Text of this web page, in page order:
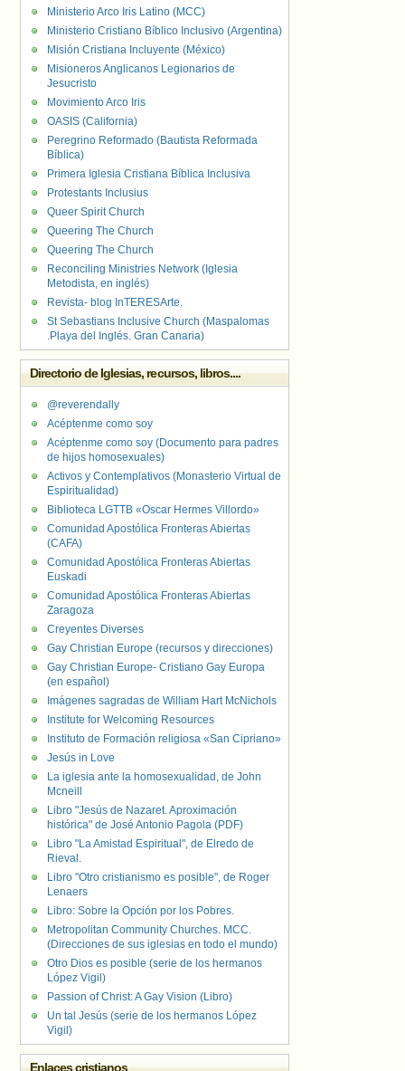
Ministerio Arco Iris Latino (MCC)
Ministerio Cristiano Bíblico Inclusivo (Argentina)
Misión Cristiana Incluyente (México)
Misioneros Anglicanos Legionarios de
Jesucristo
Movimiento Arco Iris
OASIS (California)
Peregrino Reformado (Bautista Reformada
Bíblica)
Primera Iglesia Cristiana Bíblica Inclusiva
Protestants Inclusius
Queer Spirit Church
Queering The Church
Queering The Church
Reconciling Ministries Network (Iglesia
Metodista, en inglés)
Revista- blog InTERESArte.
St Sebastians Inclusive Church (Maspalomas
.Playa del Inglés. Gran Canaria)
Directorio de Iglesias, recursos, libros....
@reverendally
Acéptenme como soy
Acéptenme como soy (Documento para padres
de hijos homosexuales)
Activos y Contemplativos (Monasterio Virtual de
Espiritualidad)
Biblioteca LGTTB «Oscar Hermes Villordo»
Comunidad Apostólica Fronteras Abiertas
(CAFA)
Comunidad Apostólica Fronteras Abiertas
Euskadi
Comunidad Apostólica Fronteras Abiertas
Zaragoza
Creyentes Diverses
Gay Christian Europe (recursos y direcciones)
Gay Christian Europe- Cristiano Gay Europa
(en español)
Imágenes sagradas de William Hart McNichols
Institute for Welcoming Resources
Instituto de Formación religiosa «San Cipriano»
Jesús in Love
La iglesia ante la homosexualidad, de John
Mcneill
Libro "Jesús de Nazaret. Aproximación
histórica" de José Antonio Pagola (PDF)
Libro "La Amistad Espiritual", de Elredo de
Rieval.
Libro "Otro cristianismo es posible", de Roger
Lenaers
Libro: Sobre la Opción por los Pobres.
Metropolitan Community Churches. MCC.
(Direcciones de sus iglesias en todo el mundo)
Otro Dios es posible (serie de los hermanos
López Vigil)
Passion of Christ: A Gay Vision (Libro)
Un tal Jesús (serie de los hermanos López
Vigil)
Enlaces cristianos